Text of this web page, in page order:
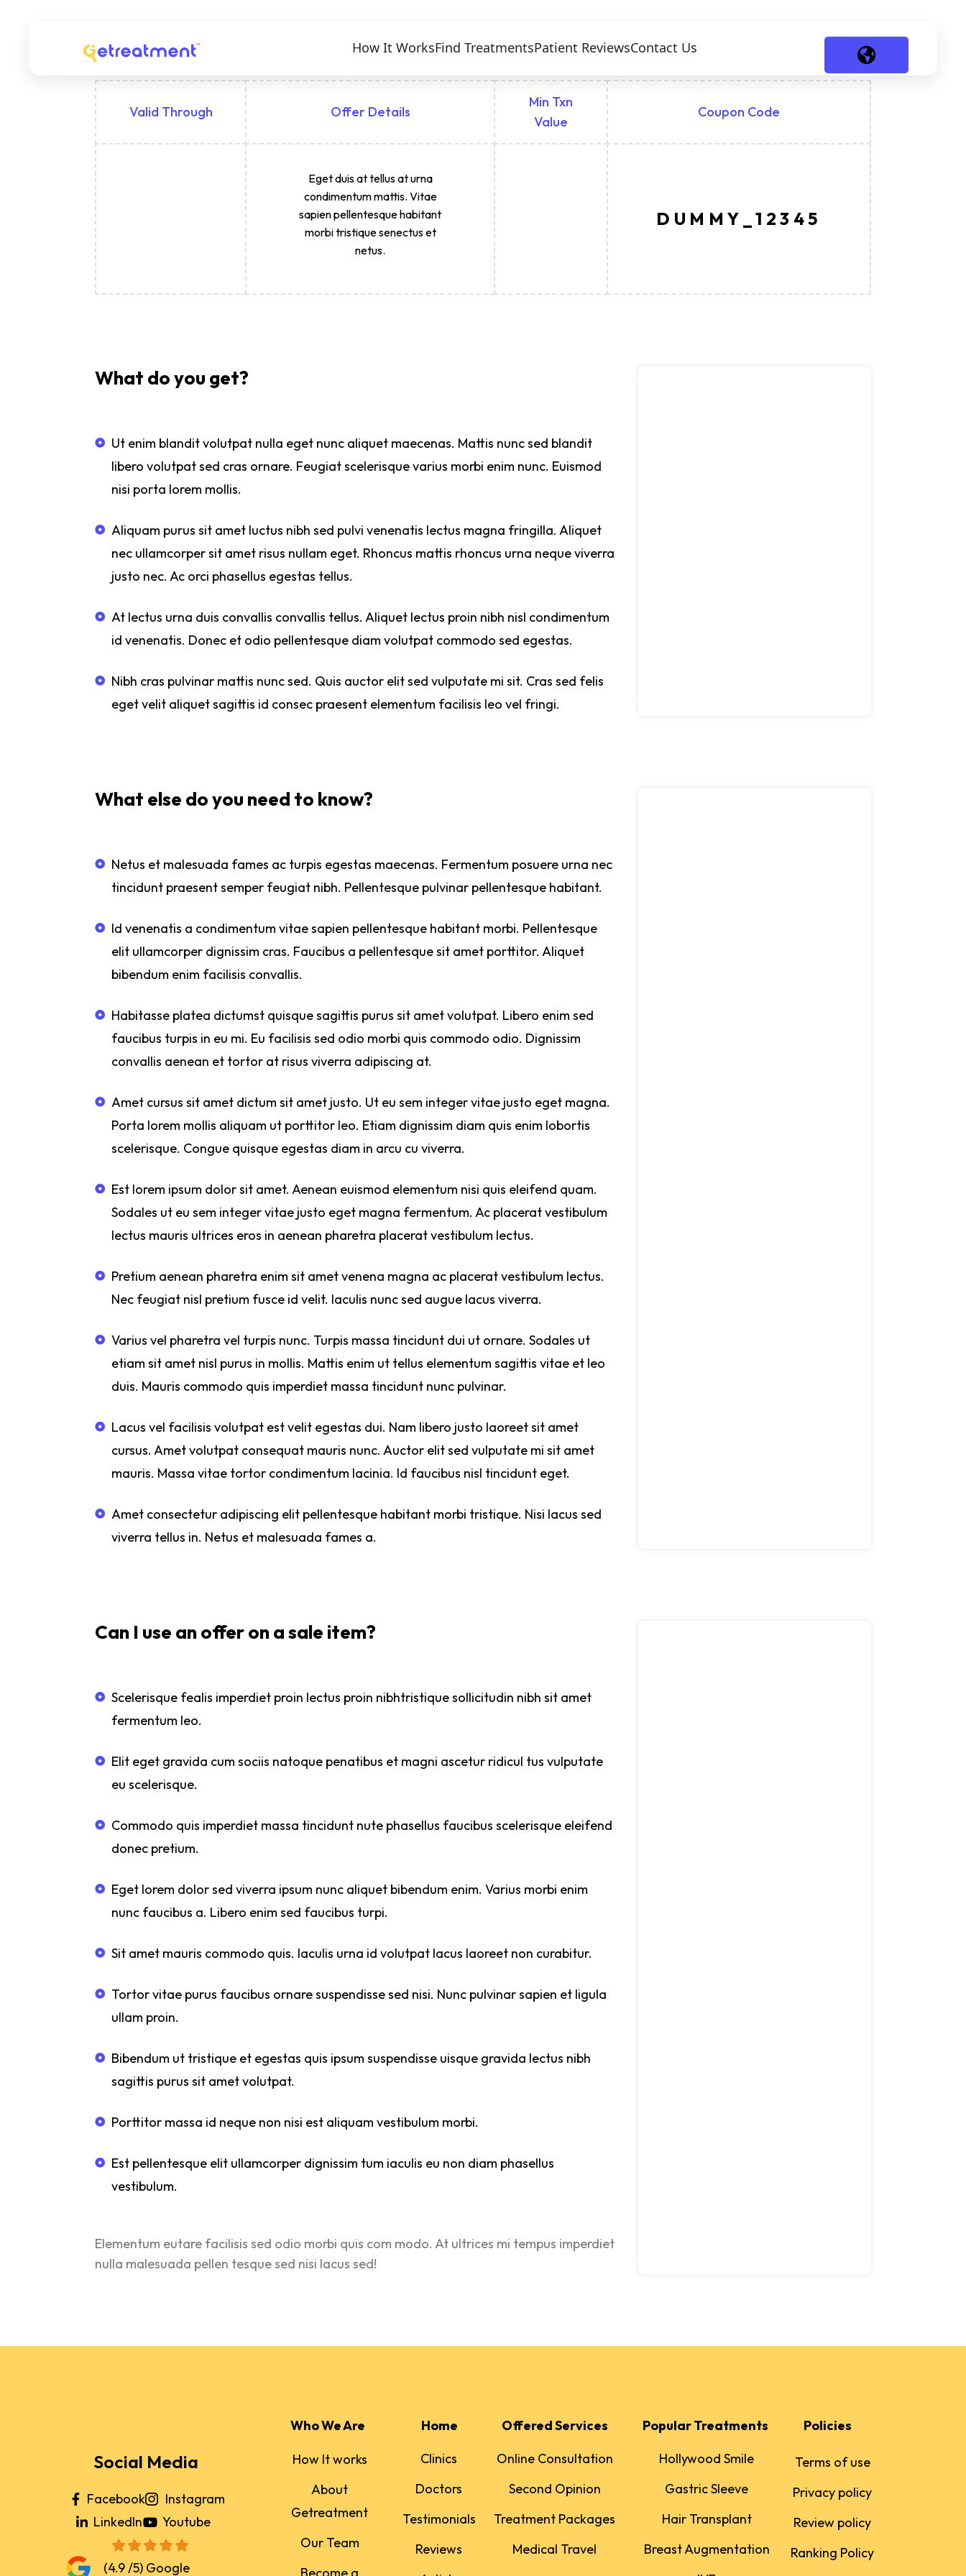
How It WorksFind TreatmentsPatient ReviewsContact Us
Valid Through Offer Details
Min Txn
Value
Coupon Code
Eget duis at tellus at urna
condimentum mattis. Vitae
sapien pellentesque habitant
morbi tristique senectus et
netus.
DUMMY_12345
What do you get?
Ut enim blandit volutpat nulla eget nunc aliquet maecenas. Mattis nunc sed blandit
libero volutpat sed cras ornare. Feugiat scelerisque varius morbi enim nunc. Euismod
nisi porta lorem mollis.
Aliquam purus sit amet luctus nibh sed pulvi venenatis lectus magna fringilla. Aliquet
nec ullamcorper sit amet risus nullam eget. Rhoncus mattis rhoncus urna neque viverra
justo nec. Ac orci phasellus egestas tellus.
At lectus urna duis convallis convallis tellus. Aliquet lectus proin nibh nisl condimentum
id venenatis. Donec et odio pellentesque diam volutpat commodo sed egestas.
Nibh cras pulvinar mattis nunc sed. Quis auctor elit sed vulputate mi sit. Cras sed felis
eget velit aliquet sagittis id consec praesent elementum facilisis leo vel fringi.
What else do you need to know?
Netus et malesuada fames ac turpis egestas maecenas. Fermentum posuere urna nec
tincidunt praesent semper feugiat nibh. Pellentesque pulvinar pellentesque habitant.
Id venenatis a condimentum vitae sapien pellentesque habitant morbi. Pellentesque
elit ullamcorper dignissim cras. Faucibus a pellentesque sit amet porttitor. Aliquet
bibendum enim facilisis convallis.
Habitasse platea dictumst quisque sagittis purus sit amet volutpat. Libero enim sed
faucibus turpis in eu mi. Eu facilisis sed odio morbi quis commodo odio. Dignissim
convallis aenean et tortor at risus viverra adipiscing at.
Amet cursus sit amet dictum sit amet justo. Ut eu sem integer vitae justo eget magna.
Porta lorem mollis aliquam ut porttitor leo. Etiam dignissim diam quis enim lobortis
scelerisque. Congue quisque egestas diam in arcu cu viverra.
Est lorem ipsum dolor sit amet. Aenean euismod elementum nisi quis eleifend quam.
Sodales ut eu sem integer vitae justo eget magna fermentum. Ac placerat vestibulum
lectus mauris ultrices eros in aenean pharetra placerat vestibulum lectus.
Pretium aenean pharetra enim sit amet venena magna ac placerat vestibulum lectus.
Nec feugiat nisl pretium fusce id velit. Iaculis nunc sed augue lacus viverra.
Varius vel pharetra vel turpis nunc. Turpis massa tincidunt dui ut ornare. Sodales ut
etiam sit amet nisl purus in mollis. Mattis enim ut tellus elementum sagittis vitae et leo
duis. Mauris commodo quis imperdiet massa tincidunt nunc pulvinar.
Lacus vel facilisis volutpat est velit egestas dui. Nam libero justo laoreet sit amet
cursus. Amet volutpat consequat mauris nunc. Auctor elit sed vulputate mi sit amet
mauris. Massa vitae tortor condimentum lacinia. Id faucibus nisl tincidunt eget.
Amet consectetur adipiscing elit pellentesque habitant morbi tristique. Nisi lacus sed
viverra tellus in. Netus et malesuada fames a.
Can I use an offer on a sale item?
Scelerisque fealis imperdiet proin lectus proin nibhtristique sollicitudin nibh sit amet
fermentum leo.
Elit eget gravida cum sociis natoque penatibus et magni ascetur ridicul tus vulputate
eu scelerisque.
Commodo quis imperdiet massa tincidunt nute phasellus faucibus scelerisque eleifend
donec pretium.
Eget lorem dolor sed viverra ipsum nunc aliquet bibendum enim. Varius morbi enim
nunc faucibus a. Libero enim sed faucibus turpi.
Sit amet mauris commodo quis. Iaculis urna id volutpat lacus laoreet non curabitur.
Tortor vitae purus faucibus ornare suspendisse sed nisi. Nunc pulvinar sapien et ligula
ullam proin.
Bibendum ut tristique et egestas quis ipsum suspendisse uisque gravida lectus nibh
sagittis purus sit amet volutpat.
Porttitor massa id neque non nisi est aliquam vestibulum morbi.
Est pellentesque elit ullamcorper dignissim tum iaculis eu non diam phasellus
vestibulum.
Elementum eutare facilisis sed odio morbi quis com modo. At ultrices mi tempus imperdiet
nulla malesuada pellen tesque sed nisi lacus sed!
Social Media
Facebook
Instagram
LinkedIn
Youtube
(4.9 /5) Google
Who We Are
How It works
About
Getreatment
Our Team
Home
Clinics
Doctors
Testimonials
Reviews
Offered Services
Online Consultation
Second Opinion
Treatment Packages
Medical Travel
Popular Treatments
Hollywood Smile
Gastric Sleeve
Hair Transplant
Breast Augmentation
Policies
Terms of use
Privacy policy
Review policy
Ranking Policy